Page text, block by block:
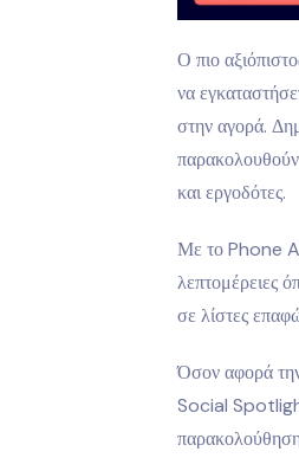
Ο πιο
να
στην αγορά.
παρακολουθούν
και εργοδότες.
Με το Phone
λεπτομέρειες
σε λίστες
Όσον αφορά
Social Spotlight